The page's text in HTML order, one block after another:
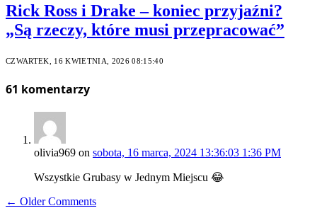
Rick Ross i Drake – koniec przyjaźni?
„Są rzeczy, które musi przepracować”
CZWARTEK, 16 KWIETNIA, 2026 08:15:40
61 komentarzy
olivia969 on sobota, 16 marca, 2024 13:36:03 1:36 PM
Wszystkie Grubasy w Jednym Miejscu 😂
← Older Comments